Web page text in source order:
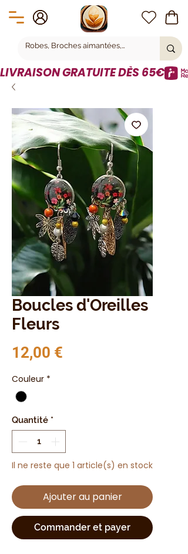
LIVRAISON GRATUITE DÈS 65€
Boucles d'Oreilles
Fleurs
12,00 €
Couleur *
Quantité *
Il ne reste que 1 article(s) en stock
Ajouter au panier
Commander et payer